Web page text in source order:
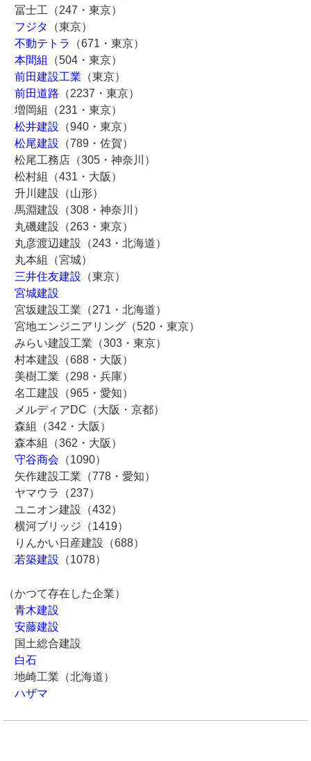
冨士工（247・東京）
フジタ
（東京）
不動テトラ
（671・東京）
本間組
（504・東京）
前田建設工業 （東京）
前田道路 （2237・東京）
増岡組（231・東京）
松井建設 （940・東京）
松尾建設 （789・佐賀）
松尾工務店（305・神奈川）
松村組（431・大阪）
升川建設（山形）
馬淵建設（308・神奈川）
丸磯建設（263・東京）
丸彦渡辺建設（243・北海道）
丸本組（宮城）
三井住友建設 （東京）
宮城建設
宮坂建設工業（271・北海道）
宮地エンジニアリング（520・東京）
みらい建設工業（303・東京）
村本建設（688・大阪）
美樹工業（298・兵庫）
名工建設（965・愛知）
メルディアDC（大阪・京都）
森組（342・大阪）
森本組（362・大阪）
守谷商会 （1090）
矢作建設工業（778・愛知）
ヤマウラ（237）
ユニオン建設（432）
横河ブリッジ（1419）
りんかい日産建設（688）
若築建設 （1078）
（かつて存在した企業）
青木建設
安藤建設
国土総合建設
白石
地崎工業（北海道）
ハザマ